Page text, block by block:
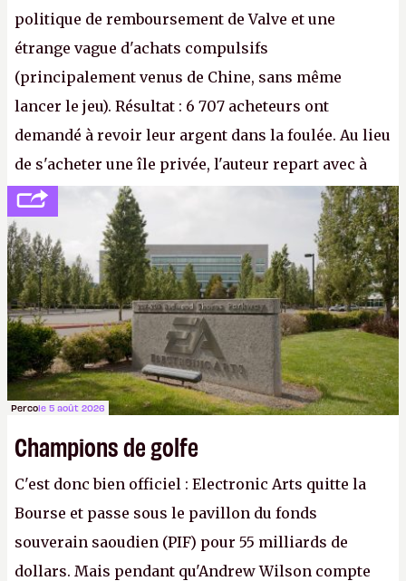
politique de remboursement de Valve et une
étrange vague d'achats compulsifs
(principalement venus de Chine, sans même
lancer le jeu). Résultat : 6 707 acheteurs ont
demandé à revoir leur argent dans la foulée. Au lieu
de s'acheter une île privée, l'auteur repart avec à
peine 2 000 dollars en poche. C'est toujours plus
cher payé que le temps passé à dev, mais ça
apprendra aux petits malins qu'on ne braque pas
Gabe Newell aussi facilement.P.
Percole 5 août 2026
Champions de golfe
C'est donc bien officiel : Electronic Arts quitte la
Bourse et passe sous le pavillon du fonds
souverain saoudien (PIF) pour 55 milliards de
dollars. Mais pendant qu'Andrew Wilson compte